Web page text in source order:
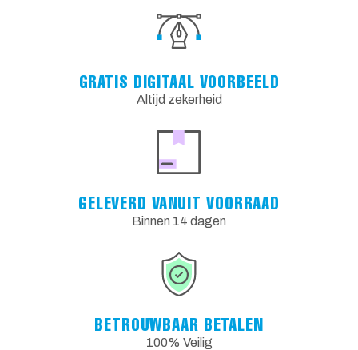
GRATIS DIGITAAL VOORBEELD
Altijd zekerheid
GELEVERD VANUIT VOORRAAD
Binnen 14 dagen
BETROUWBAAR BETALEN
100% Veilig